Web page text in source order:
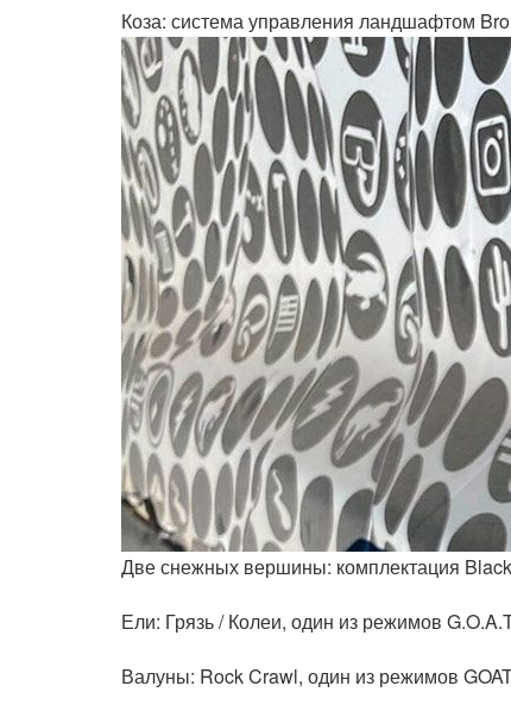
Коза: система управления ландшафтом
Две снежных вершины: комплектация
Ели: Грязь / Колеи, один из режимов
Валуны: Rock Crawl, один из режимов